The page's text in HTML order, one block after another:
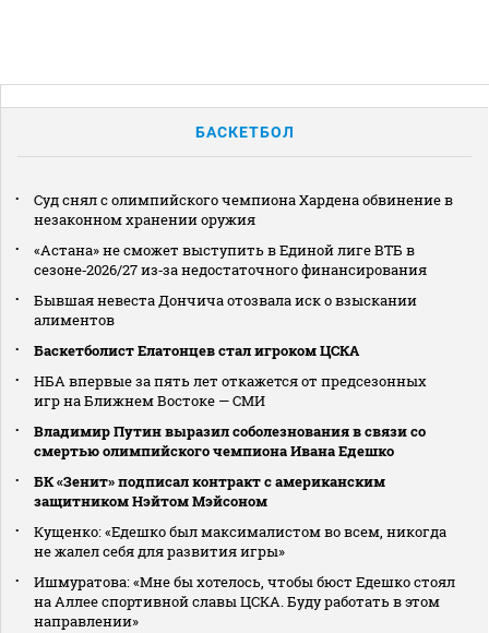
БАСКЕТБОЛ
Суд снял с олимпийского чемпиона Хардена обвинение в
незаконном хранении оружия
«Астана» не сможет выступить в Единой лиге ВТБ в
сезоне‑2026/27 из‑за недостаточного финансирования
Бывшая невеста Дончича отозвала иск о взыскании
алиментов
Баскетболист Елатонцев стал игроком ЦСКА
НБА впервые за пять лет откажется от предсезонных
игр на Ближнем Востоке — СМИ
Владимир Путин выразил соболезнования в связи со
смертью олимпийского чемпиона Ивана Едешко
БК «Зенит» подписал контракт с американским
защитником Нэйтом Мэйсоном
Кущенко: «Едешко был максималистом во всем, никогда
не жалел себя для развития игры»
Ишмуратова: «Мне бы хотелось, чтобы бюст Едешко стоял
на Аллее спортивной славы ЦСКА. Буду работать в этом
направлении»